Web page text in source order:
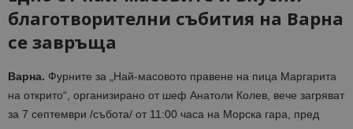
благотворителни събития на Варна
се завръща
Варна. Фурните за „Най-масовото правене на пица Маргарита
на открито“, организирано от шеф Анатоли Колев, вече загряват
за 7 септември /събота/ от 11:00 часа на Морска гара, пред